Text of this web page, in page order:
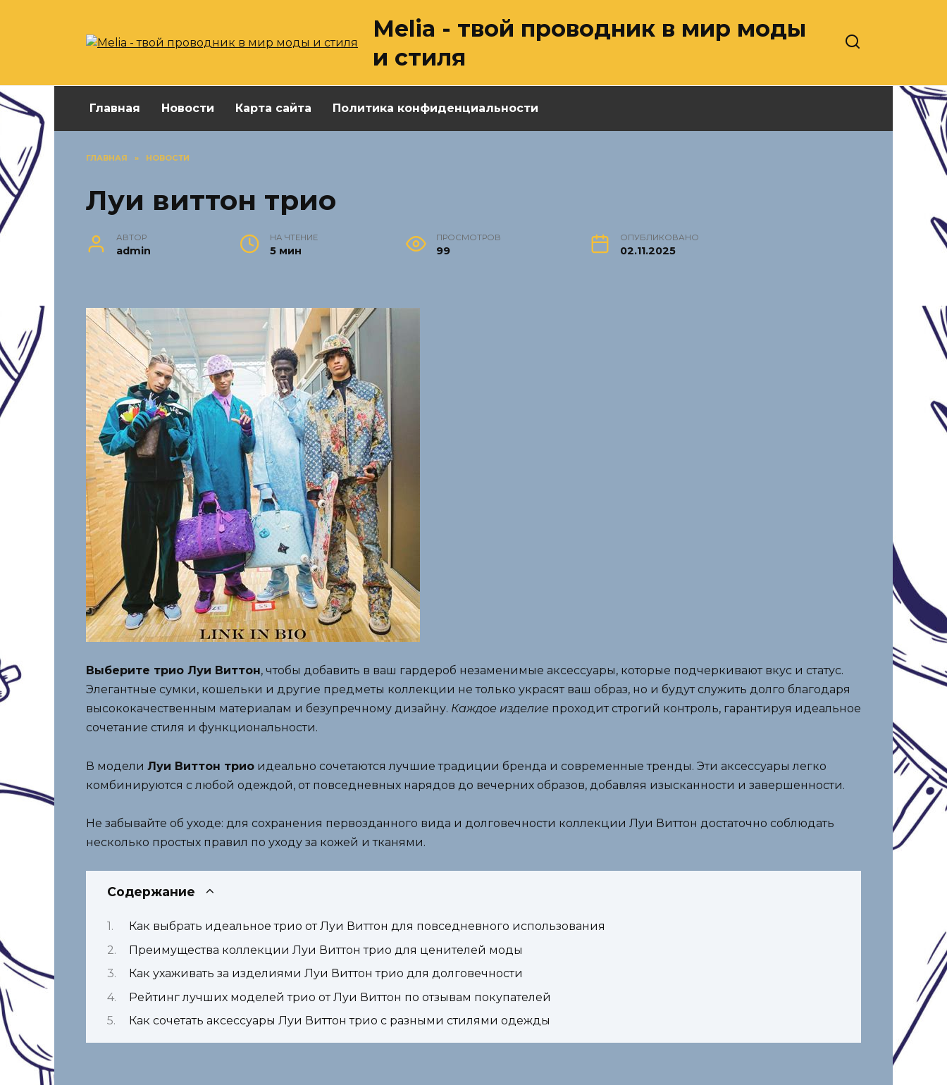
Melia - твой проводник в мир моды
и стиля
Главная Новости Карта сайта Политика конфиденциальности
ГЛАВНАЯ » НОВОСТИ
Луи виттон трио
АВТОР
admin
НА ЧТЕНИЕ
5 мин
ПРОСМОТРОВ
99
ОПУБЛИКОВАНО
02.11.2025
Выберите трио Луи Виттон, чтобы добавить в ваш гардероб незаменимые аксессуары, которые подчеркивают вкус и статус.
Элегантные сумки, кошельки и другие предметы коллекции не только украсят ваш образ, но и будут служить долго благодаря
высококачественным материалам и безупречному дизайну. Каждое изделие проходит строгий контроль, гарантируя идеальное
сочетание стиля и функциональности.
В модели Луи Виттон трио идеально сочетаются лучшие традиции бренда и современные тренды. Эти аксессуары легко
комбинируются с любой одеждой, от повседневных нарядов до вечерних образов, добавляя изысканности и завершенности.
Не забывайте об уходе: для сохранения первозданного вида и долговечности коллекции Луи Виттон достаточно соблюдать
несколько простых правил по уходу за кожей и тканями.
Содержание
Как выбрать идеальное трио от Луи Виттон для повседневного использования
Преимущества коллекции Луи Виттон трио для ценителей моды
Как ухаживать за изделиями Луи Виттон трио для долговечности
Рейтинг лучших моделей трио от Луи Виттон по отзывам покупателей
Как сочетать аксессуары Луи Виттон трио с разными стилями одежды